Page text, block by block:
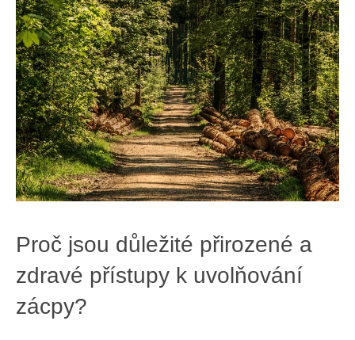
Proč jsou důležité přirozené a
zdravé přístupy k uvolňování
zácpy?